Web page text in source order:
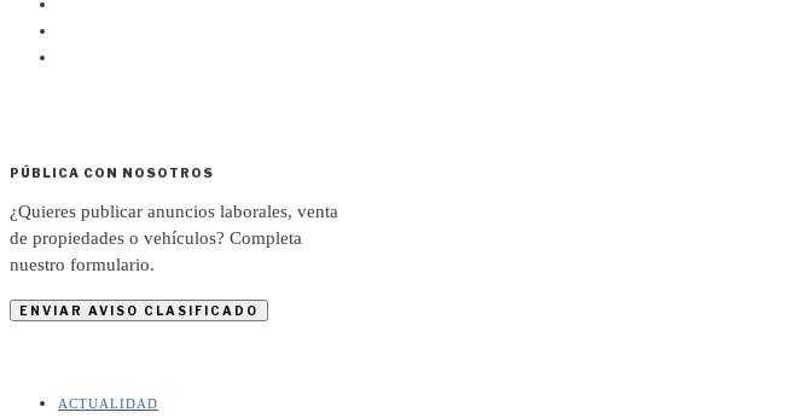
PÚBLICA CON NOSOTROS
¿Quieres publicar anuncios laborales, venta
de propiedades o vehículos? Completa
nuestro formulario.
ENVIAR AVISO CLASIFICADO
ACTUALIDAD